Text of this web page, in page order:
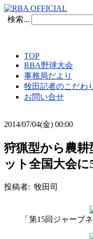
検索...
TOP
RBA野球大会
事務局だより
牧田記者のこだわ
お問い合せ
2014/07/04(金) 00:00
狩猟型から農耕
ット全国大会に
投稿者: 牧田司
「第15回ジャーブ